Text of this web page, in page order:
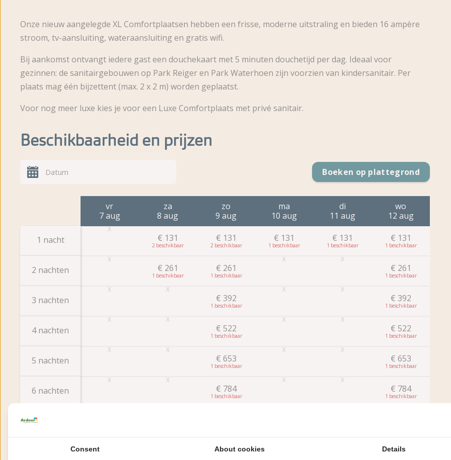
Onze nieuw aangelegde XL Comfortplaatsen hebben een frisse, moderne uitstraling en bieden 16 ampère
stroom, tv-aansluiting, wateraansluiting en gratis wifi.
Bij aankomst ontvangt iedere gast een douchekaart met 5 minuten douchetijd per dag. Ideaal voor
gezinnen: de sanitairgebouwen op Park Reiger en Park Waterhoen zijn voorzien van kindersanitair. Per
plaats mag één bijzettent (max. 2 x 2 m) worden geplaatst.
Voor nog meer luxe kies je voor een Luxe Comfortplaats met privé sanitair.
Beschikbaarheid en prijzen
Boeken op plattegrond
Later
1 nacht
2 nachten
3 nachten
4 nachten
5 nachten
6 nachten
7 nachten
vr
7 aug
za
8 aug
€ 131
2
€ 261
1
zo
9 aug
€ 131
2
€ 261
1
€ 392
1
€ 522
1
€ 653
1
€ 784
1
ma
10 aug
€ 131
1
di
11 aug
€ 131
1
wo
12 aug
€ 131
1
€ 261
1
€ 392
1
€ 522
1
€ 653
1
€ 784
1
Boeken
Consent About cookies Details